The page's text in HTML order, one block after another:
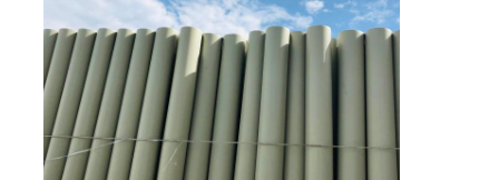
แผ่นโพลีโพรพีลีน
ท่อ PP